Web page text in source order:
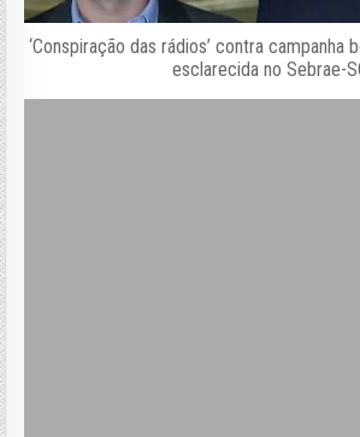
‘Conspiração das rádios’ contra campanha
esclarecida no Sebrae-